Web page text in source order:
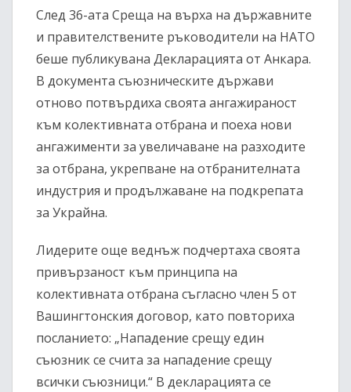
След 36-ата Среща на върха на държавните
и правителствените ръководители на НАТО
беше публикувана Декларацията от Анкара.
В документа съюзническите държави
отново потвърдиха своята ангажираност
към колективната отбрана и поеха нови
ангажименти за увеличаване на разходите
за отбрана, укрепване на отбранителната
индустрия и продължаване на подкрепата
за Украйна.
Лидерите още веднъж подчертаха своята
привързаност към принципа на
колективната отбрана съгласно член 5 от
Вашингтонския договор, като повториха
посланието: „Нападение срещу един
съюзник се счита за нападение срещу
всички съюзници.“ В декларацията се